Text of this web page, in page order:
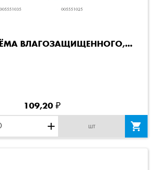
ВЛАГОЗАЩИЩЕННОГО,...
109,20 ₽
add шт 